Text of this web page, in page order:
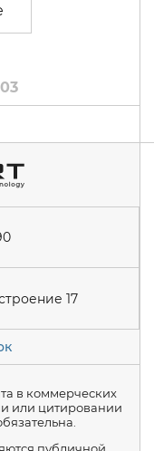
3
17
в коммерческих
или цитировании